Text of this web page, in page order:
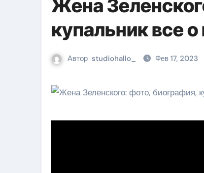
Жена
купальник все
Автор studiohallo_ Фев 17, 2023